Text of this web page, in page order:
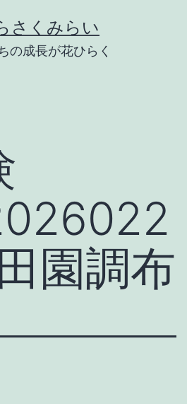
さくみらい
の成長が花ひらく
園調布